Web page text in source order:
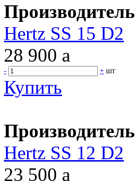
Производитель
Hertz SS 15 D2
28 900 a
- + шт
Купить
Производитель
Hertz SS 12 D2
23 500 a